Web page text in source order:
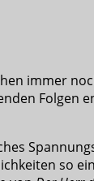
immer
so